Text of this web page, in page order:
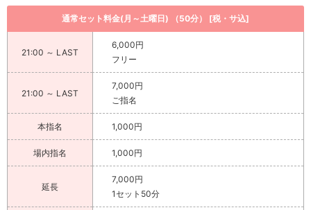
通常セット料金(月～土曜日) （50分） [税・サ込]
21:00 ～ LAST
6,000円
フリー
21:00 ～ LAST
7,000円
ご指名
本指名 1,000円
場内指名 1,000円
延長
7,000円
1セット50分